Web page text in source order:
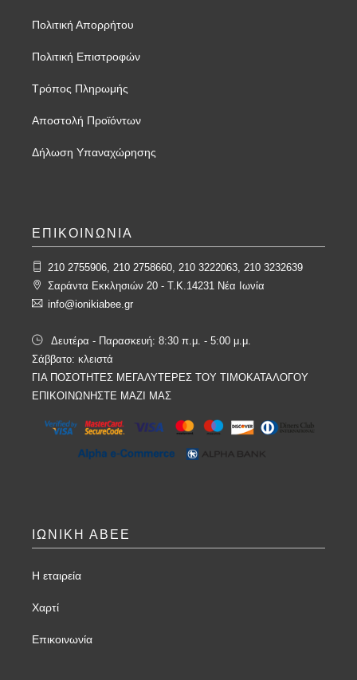
Πολιτική Απορρήτου
Πολιτική Επιστροφών
Τρόπος Πληρωμής
Αποστολή Προϊόντων
Δήλωση Υπαναχώρησης
ΕΠΙΚΟΙΝΩΝΙΑ
210 2755906, 210 2758660, 210 3222063, 210 3232639
Σαράντα Εκκλησιών 20 - T.K.14231 Νέα Ιωνία
info@ionikiabee.gr
Δευτέρα - Παρασκευή: 8:30 π.μ. - 5:00 μ.μ.
Σάββατο: κλειστά
ΓΙΑ ΠΟΣΟΤΗΤΕΣ ΜΕΓΑΛΥΤΕΡΕΣ ΤΟΥ ΤΙΜΟΚΑΤΑΛΟΓΟΥ
ΕΠΙΚΟΙΝΩΝΗΣΤΕ ΜΑΖΙ ΜΑΣ
ΙΩΝΙΚΗ ΑΒΕΕ
Η εταιρεία
Χαρτί
Επικοινωνία